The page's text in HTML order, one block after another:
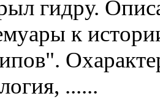
гидру.
к
......